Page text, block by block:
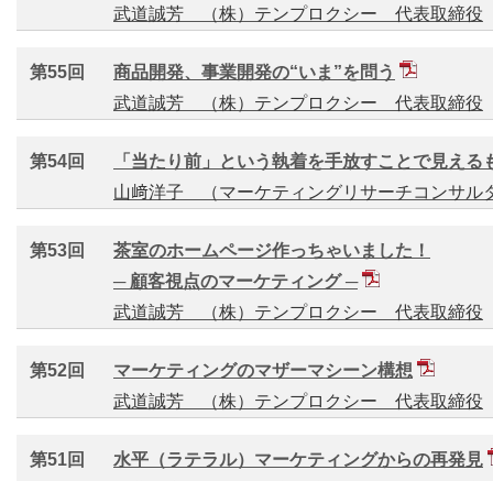
武道誠芳 （株）テンプロクシー 代表取締役
第55回
商品開発、事業開発の“いま”を問う
武道誠芳 （株）テンプロクシー 代表取締役
第54回
「当たり前」という執着を手放すことで見える
山﨑洋子 （マーケティングリサーチコンサル
第53回
茶室のホームページ作っちゃいました！
─ 顧客視点のマーケティング ─
武道誠芳 （株）テンプロクシー 代表取締役
第52回
マーケティングのマザーマシーン構想
武道誠芳 （株）テンプロクシー 代表取締役
第51回
水平（ラテラル）マーケティングからの再発見